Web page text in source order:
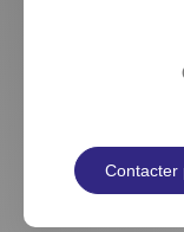
Contacter